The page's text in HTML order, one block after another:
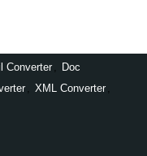
Converter
Doc
XML Converter